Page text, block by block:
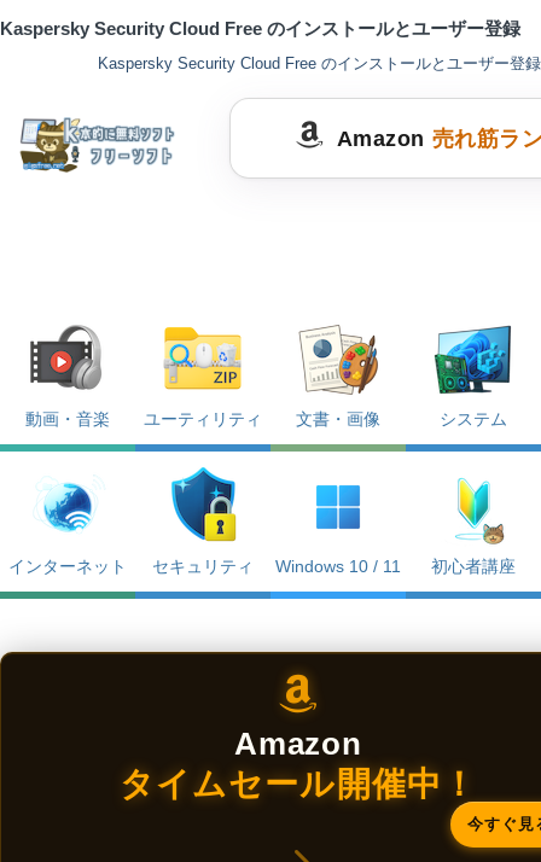
Kaspersky Security Cloud Free のインストールとユーザー登録
Kaspersky Security Cloud Free のインストールとユーザー登録
Amazon 売れ筋ラ
動画・音楽 ユーティリティ 文書・画像 システム
インターネット セキュリティ Windows 10 / 11 初心者講座
Amazon
タイムセール開催中！
今すぐ見